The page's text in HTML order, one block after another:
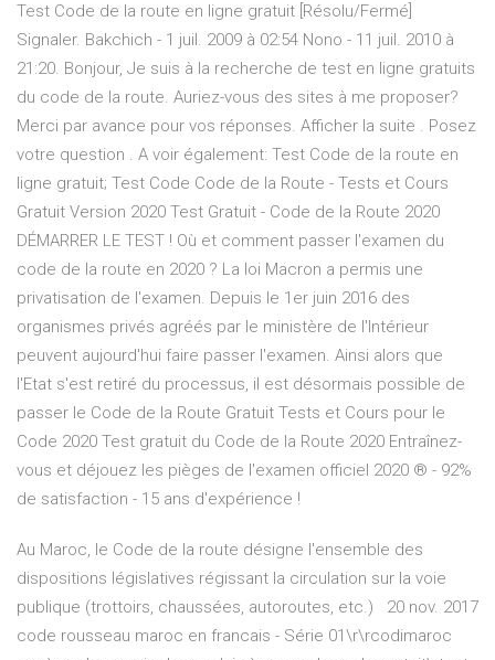
Test Code de la route en ligne gratuit [Résolu/Fermé]
Signaler. Bakchich - 1 juil. 2009 à 02:54 Nono - 11 juil. 2010 à
21:20. Bonjour, Je suis à la recherche de test en ligne gratuits
du code de la route. Auriez-vous des sites à me proposer?
Merci par avance pour vos réponses. Afficher la suite . Posez
votre question . A voir également: Test Code de la route en
ligne gratuit; Test Code Code de la Route - Tests et Cours
Gratuit Version 2020 Test Gratuit - Code de la Route 2020
DÉMARRER LE TEST ! Où et comment passer l'examen du
code de la route en 2020 ? La loi Macron a permis une
privatisation de l'examen. Depuis le 1er juin 2016 des
organismes privés agréés par le ministère de l'Intérieur
peuvent aujourd'hui faire passer l'examen. Ainsi alors que
l'Etat s'est retiré du processus, il est désormais possible de
passer le Code de la Route Gratuit Tests et Cours pour le
Code 2020 Test gratuit du Code de la Route 2020 Entraînez-
vous et déjouez les pièges de l'examen officiel 2020 ® - 92%
de satisfaction - 15 ans d'expérience !
Au Maroc, le Code de la route désigne l'ensemble des
dispositions législatives régissant la circulation sur la voie
publique (trottoirs, chaussées, autoroutes, etc.) 20 nov. 2017
code rousseau maroc en francais - Série 01\r\rcodimaroc